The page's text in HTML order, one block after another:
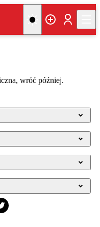
wróć później.